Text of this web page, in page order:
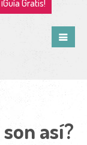
¡Guía Gratis!
así?